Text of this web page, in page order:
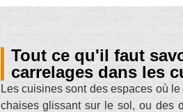
Tout ce qu'il faut
carrelages dans les
Les cuisines sont des espaces où
chaises glissant sur le sol, ou des